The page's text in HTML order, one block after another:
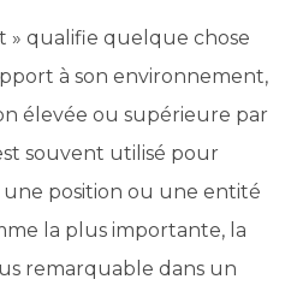
» qualifie quelque chose
à son environnement,
élevée ou supérieure par
souvent utilisé pour
position ou une entité
la plus importante, la
remarquable dans un